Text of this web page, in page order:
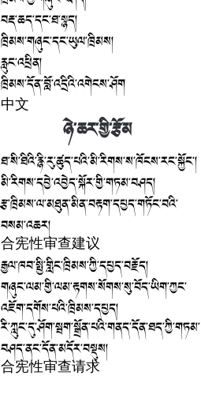
བརྡ་ཆད་དང་ཐ་སྙད།
ཁྲིམས་གཞུང་དང་ཡུལ་ཁྲིམས།
རླུང་འཕྲིན།
ཁྲིམས་དོན་བློ་འདྲིའི་འགེངས་ཤོག
中文
ཉེ་ཆར་གྱི་རྩོམ
ཐ་སི་ཐིའི་རྙི་རུ་ཚུད་པའི་མི་རིགས་ས་ཁོངས་རང་སྐྱོང་།
མི་རིགས་དབྱེ་འབྱེད་སྐོར་གྱི་གཏམ་བཤད།
རྩ་ཁྲིམས་ལ་མཐུན་མིན་བརྟག་དཔྱད་གཏོང་བའི་
བསམ་འཆར།
合宪性审查建议
རྒྱལ་ཁབ་སྤྱི་གླིང་ཁྲིམས་ཀྱི་དཔྱད་བརྗོད།
གཞུང་ལམ་གྱི་ལམ་རྟགས་སོགས་སུ་བོད་ཡིག་ཀྱང་
འཇོག་དགོས་པའི་ཁྲིམས་དཔྱད།
རི་ཀླུང་དུ་ཤོག་སྦག་སྒྲོན་པའི་གནད་དོན་ཐད་ཀྱི་གཏམ་
བཤད་ནང་དོན་མདོར་བསྡུས།
合宪性审查请求